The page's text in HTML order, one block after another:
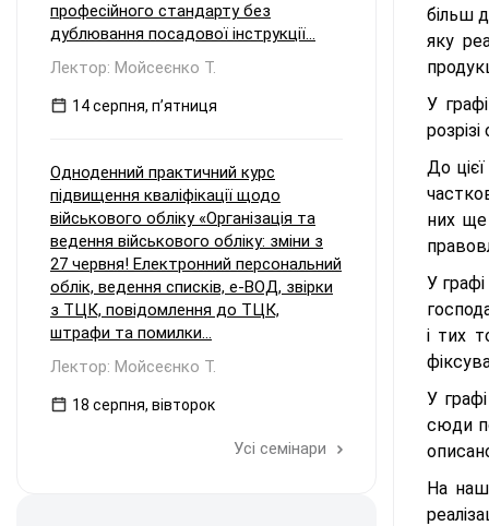
більш
яку
У
До
них ще
У
і тих
У
сюди
На
професійного стандарту без
дублювання посадової інструкції...
Лектор: Мойсеєнко Т.
14 серпня, пʼятниця
Одноденний практичний курс
підвищення кваліфікації щодо
військового обліку «Організація та
ведення військового обліку: зміни з
27 червня! Електронний персональний
облік, ведення списків, е-ВОД, звірки
з ТЦК, повідомлення до ТЦК,
штрафи та помилки...
Лектор: Мойсеєнко Т.
18 серпня, вівторок
Усі семінари